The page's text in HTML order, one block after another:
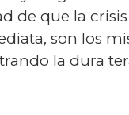
de que la crisis
son los
la dura